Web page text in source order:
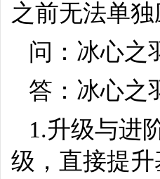
之前无法单
问：冰心之
答：冰心之
1.升级与进
级，直接提